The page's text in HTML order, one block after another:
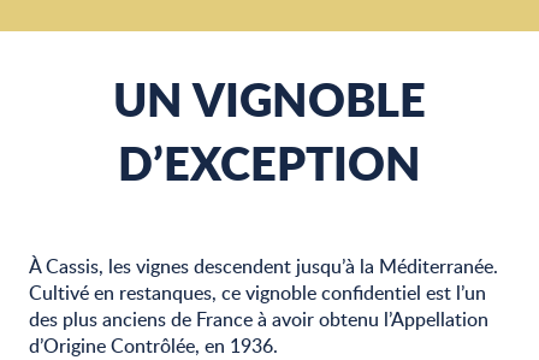
UN VIGNOBLE
D’EXCEPTION
À Cassis, les vignes descendent jusqu’à la Méditerranée.
Cultivé en restanques, ce vignoble confidentiel est l’un
des plus anciens de France à avoir obtenu l’Appellation
d’Origine Contrôlée, en 1936.